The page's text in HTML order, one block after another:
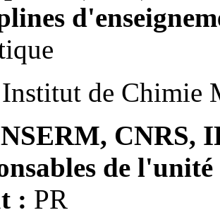
de Chimie
CNRS,
de
: PR